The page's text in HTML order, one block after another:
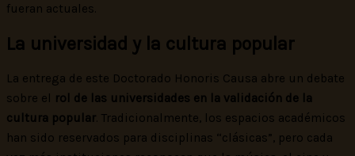
fueran actuales.
La universidad y la cultura popular
La entrega de este Doctorado Honoris Causa abre un debate
sobre el rol de las universidades en la validación de la
cultura popular. Tradicionalmente, los espacios académicos
han sido reservados para disciplinas “clásicas”, pero cada